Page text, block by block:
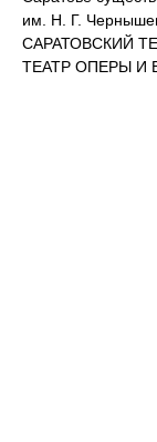
им. Н. Г.
САРАТОВСКИЙ
ТЕАТР ОПЕРЫ И